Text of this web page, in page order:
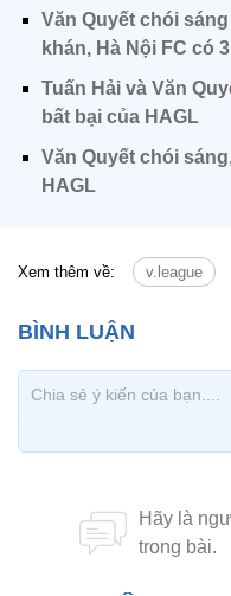
Văn Quyết chói
khán, Hà Nội FC có
Tuấn Hải và Văn
bất bại của HAGL
Văn Quyết chói
HAGL
Xem thêm về: v.league